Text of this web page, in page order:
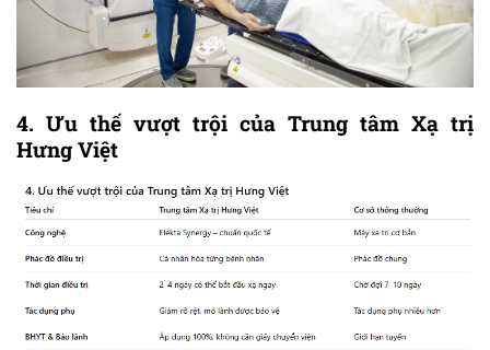
4. Ưu thế vượt trội của Trung tâm Xạ trị
Hưng Việt